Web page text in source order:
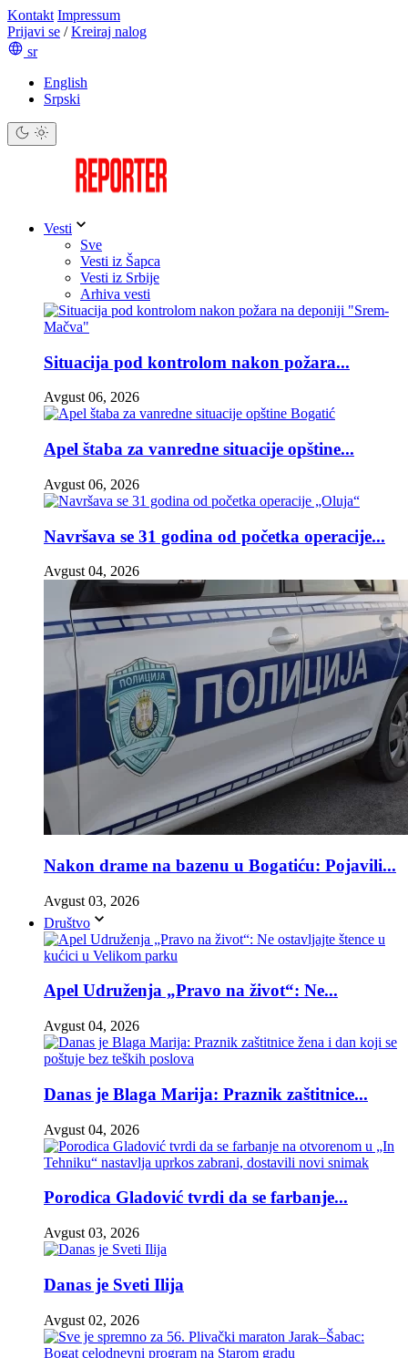
Kontakt Impressum
Prijavi se / Kreiraj nalog
sr
English
Srpski
Vesti
Sve
Vesti iz Šapca
Vesti iz Srbije
Arhiva vesti
Situacija pod kontrolom nakon požara...
Avgust 06, 2026
Apel štaba za vanredne situacije opštine...
Avgust 06, 2026
Navršava se 31 godina od početka operacije...
Avgust 04, 2026
Nakon drame na bazenu u Bogatiću: Pojavili...
Avgust 03, 2026
Društvo
Apel Udruženja „Pravo na život“: Ne...
Avgust 04, 2026
Danas je Blaga Marija: Praznik zaštitnice...
Avgust 04, 2026
Porodica Gladović tvrdi da se farbanje...
Avgust 03, 2026
Danas je Sveti Ilija
Avgust 02, 2026